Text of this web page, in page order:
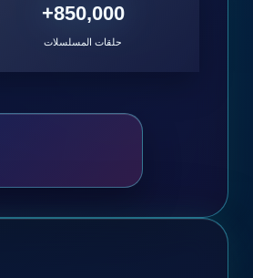
850,000+
حلقات المسلسلات